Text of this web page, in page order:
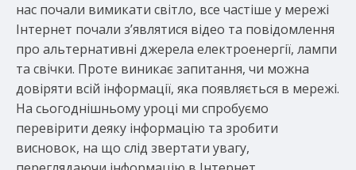
нас почали вимикати світло, все частіше у мережі
Інтернет почали з’являтися відео та повідомлення
про альтернативні джерела електроенергії, лампи
та свічки. Проте виникає запитання, чи можна
довіряти всій інформації, яка появляється в мережі.
На сьогоднішньому уроці ми спробуємо
перевірити деяку інформацію та зробити
висновок, на що слід звертати увагу,